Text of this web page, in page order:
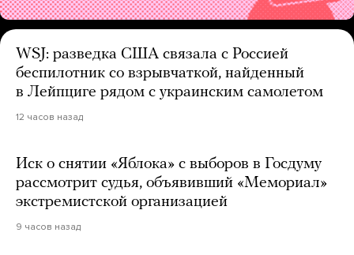
WSJ: разведка США связала с Россией
беспилотник со взрывчаткой, найденный
в Лейпциге рядом с украинским самолетом
12 часов назад
Иск о снятии «Яблока» с выборов в Госдуму
рассмотрит судья, объявивший «Мемориал»
экстремистской организацией
9 часов назад